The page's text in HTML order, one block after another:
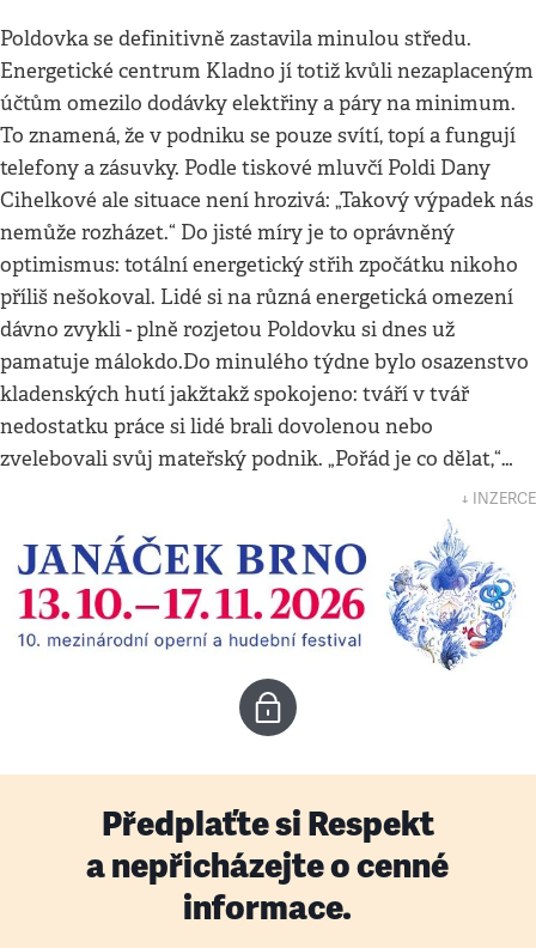
Poldovka se definitivně zastavila minulou středu.
Energetické centrum Kladno jí totiž kvůli nezaplaceným
účtům omezilo dodávky elektřiny a páry na minimum.
To znamená, že v podniku se pouze svítí, topí a fungují
telefony a zásuvky. Podle tiskové mluvčí Poldi Dany
Cihelkové ale situace není hrozivá: „Takový výpadek nás
nemůže rozházet.“ Do jisté míry je to oprávněný
optimismus: totální energetický střih zpočátku nikoho
příliš nešokoval. Lidé si na různá energetická omezení
dávno zvykli - plně rozjetou Poldovku si dnes už
pamatuje málokdo.Do minulého týdne bylo osazenstvo
kladenských hutí jakžtakž spokojeno: tváří v tvář
nedostatku práce si lidé brali dovolenou nebo
zvelebovali svůj mateřský podnik. „Pořád je co dělat,“…
↓ INZERCE
Předplaťte si Respekt
a nepřicházejte o cenné
informace.